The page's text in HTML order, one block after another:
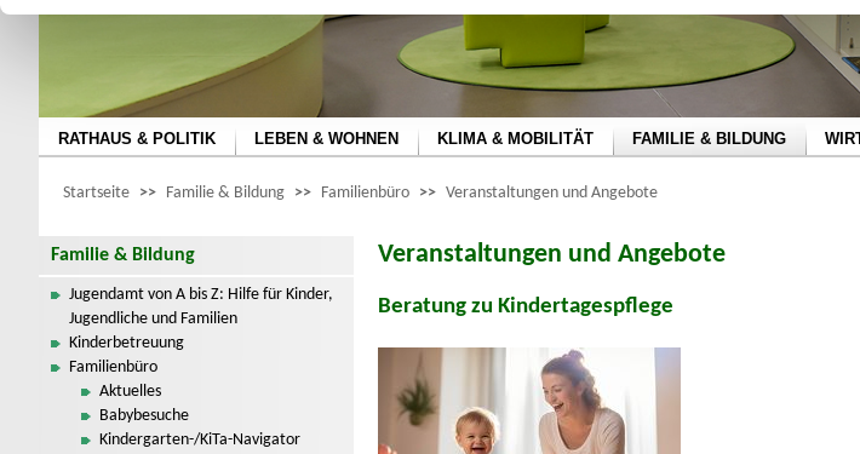
RATHAUS & POLITIK LEBEN & WOHNEN KLIMA & MOBILITÄT FAMILIE & BILDUNG
Startseite >> Familie & Bildung >> Familienbüro >> Veranstaltungen und Angebote
Familie & Bildung
Jugendamt von A bis Z: Hilfe für Kinder,
Jugendliche und Familien
Kinderbetreuung
Familienbüro
Aktuelles
Babybesuche
Kindergarten-/KiTa-Navigator
Veranstaltungen und Angebote
Beratung zu Kindertagespflege